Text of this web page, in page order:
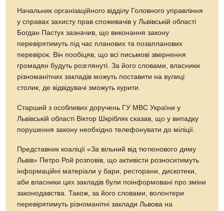
Начальник організаційного відділу Головного управління
у справах захисту прав споживачів у Львівській області
Богдан Пастух зазначив, що виконання закону
перевірятимуть під час планових та позапланових
перевірок. Він пообіцяв, що всі письмові звернення
громадян будуть розглянуті. За його словами, власники
різноманітних закладів можуть поставити на вулиці
столик, де відвідувачі зможуть курити.
Старший з особливих доручень ГУ МВС України у
Львівській області Віктор Шкрібляк сказав, що у випадку
порушення закону необхідно телефонувати до міліції.
Представник коаліції «За вільний від тютюнового диму
Львів» Петро Рой розповів, що активісти розноситимуть
інформаційні матеріали у бари, ресторани, дискотеки,
аби власники цих закладів були поінформовані про зміни
законодавства. Також, за його словами, волонтери
перевірятимуть різноманітні заклади Львова на